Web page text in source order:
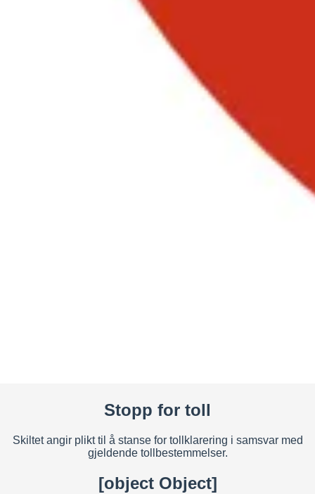
Stopp for toll
Skiltet angir plikt til å stanse for tollklarering i samsvar med
gjeldende tollbestemmelser.
[object Object]